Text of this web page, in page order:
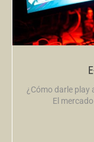
¿Cómo darle play
El